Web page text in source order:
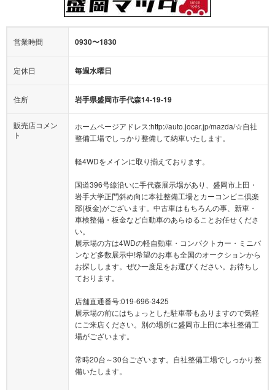
営業時間 0930〜1830
定休日 毎週水曜日
住所 岩手県盛岡市手代森14-19-19
販売店コメン
ト
ホームページアドレス:http://auto.jocar.jp/mazda/☆自社
整備工場でしっかり整備して納車いたします。
軽4WDをメインに取り揃えております。
国道396号線沿いに手代森展示場があり、盛岡市上田・
岩手大学正門斜め向に本社整備工場とカーコンビニ倶楽
部(板金)がございます。中古車はもちろんの事、新車・
車検整備・板金など自動車のあらゆることお任せくださ
い。
展示場の方は4WDの軽自動車・コンパクトカー・ミニバ
ンなど多数展示中!希望のお車も全国のオークションから
お探しします。ぜひ一度足をお運びください。お待ちし
ております。
店舗直通番号:019-696-3425
展示場の前にはちょっとした駐車帯もありますので気軽
にご来店ください。別の場所に盛岡市上田に本社整備工
場がございます。
常時20台～30台ございます。自社整備工場でしっかり整
備いたします。